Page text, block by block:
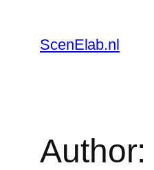
content
ScenElab.nl
Author: